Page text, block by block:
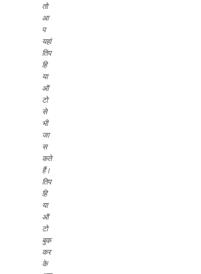
तो
आ
प
यहां
तिप
हि
या
ऑ
टो
से
भी
जा
स
कते
हैं।
तिप
हि
या
ऑ
टो
बुक
कर
के